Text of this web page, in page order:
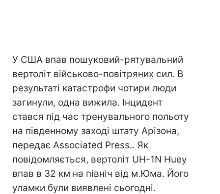
У США впав пошуковий-рятувальний
вертоліт військово-повітряних сил. В
результаті катастрофи чотири люди
загинули, одна вижила. Інцидент
стався під час тренувального польоту
на південному заході штату Арізона,
передає Associated Press.. Як
повідомляється, вертоліт UH-1N Huey
впав в 32 км на північ від м.Юма. Його
уламки були виявлені сьогодні.